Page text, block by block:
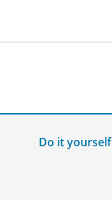
Do it yourself